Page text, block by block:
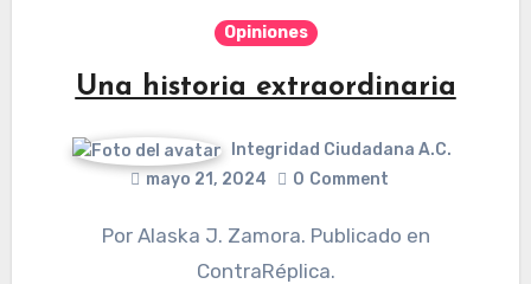
Opiniones
Una historia extraordinaria
Integridad Ciudadana A.C.
mayo 21, 2024
0 Comment
Por Alaska J. Zamora. Publicado en
ContraRéplica.